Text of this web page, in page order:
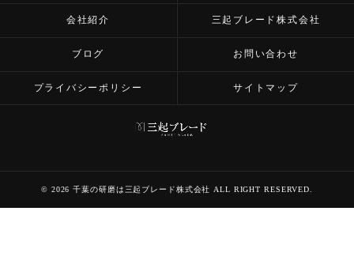
会社紹介 三起ブレード株式会社
ブログ お問い合わせ
プライバシーポリシー サイトマップ
© 2026 千葉の研磨は三起ブレード株式会社 ALL RIGHT RESERVED.